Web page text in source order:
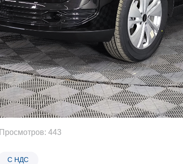
Просмотров: 443
С НДС